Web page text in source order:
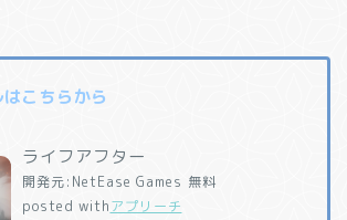
こちらから
ライフアフター
開発元: NetEase Games 無料
posted withアプリーチ